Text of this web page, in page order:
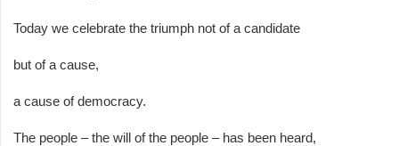
Today we celebrate the triumph not of a candidate
but of a cause,
a cause of democracy.
The people – the will of the people – has been heard,